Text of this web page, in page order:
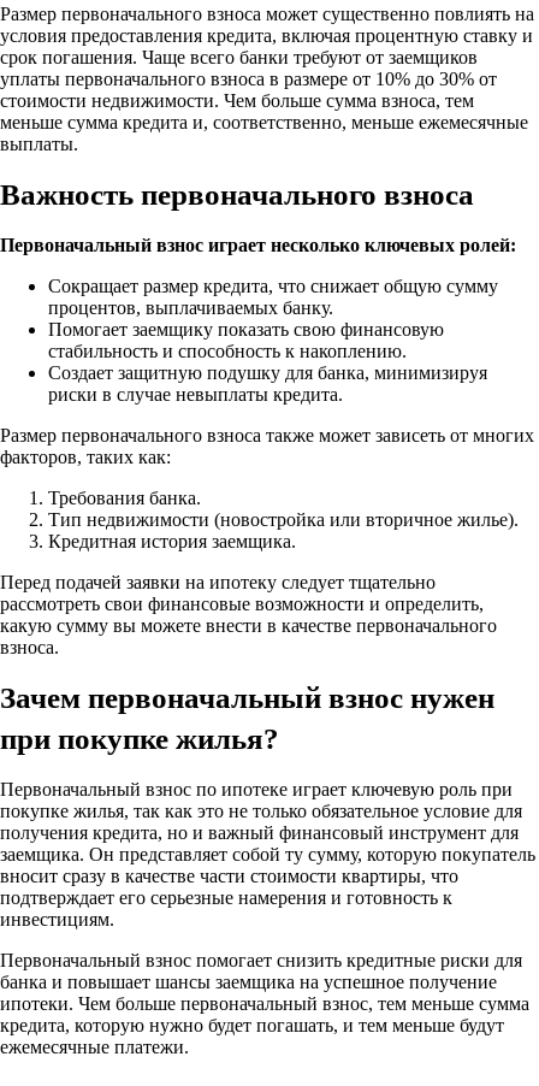
Размер первоначального взноса может существенно повлиять на
условия предоставления кредита, включая процентную ставку и
срок погашения. Чаще всего банки требуют от заемщиков
уплаты первоначального взноса в размере от 10% до 30% от
стоимости недвижимости. Чем больше сумма взноса, тем
меньше сумма кредита и, соответственно, меньше ежемесячные
выплаты.
Важность первоначального взноса
Первоначальный взнос играет несколько ключевых ролей:
Сокращает размер кредита, что снижает общую сумму
процентов, выплачиваемых банку.
Помогает заемщику показать свою финансовую
стабильность и способность к накоплению.
Создает защитную подушку для банка, минимизируя
риски в случае невыплаты кредита.
Размер первоначального взноса также может зависеть от многих
факторов, таких как:
Требования банка.
Тип недвижимости (новостройка или вторичное жилье).
Кредитная история заемщика.
Перед подачей заявки на ипотеку следует тщательно
рассмотреть свои финансовые возможности и определить,
какую сумму вы можете внести в качестве первоначального
взноса.
Зачем первоначальный взнос нужен
при покупке жилья?
Первоначальный взнос по ипотеке играет ключевую роль при
покупке жилья, так как это не только обязательное условие для
получения кредита, но и важный финансовый инструмент для
заемщика. Он представляет собой ту сумму, которую покупатель
вносит сразу в качестве части стоимости квартиры, что
подтверждает его серьезные намерения и готовность к
инвестициям.
Первоначальный взнос помогает снизить кредитные риски для
банка и повышает шансы заемщика на успешное получение
ипотеки. Чем больше первоначальный взнос, тем меньше сумма
кредита, которую нужно будет погашать, и тем меньше будут
ежемесячные платежи.